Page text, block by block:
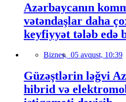
Azərbaycanın
vətəndaşlar daha
keyfiyyət tələb edə
Biznes, 05 avqust, 10:39
Güzəştlərin ləğvi
hibrid və